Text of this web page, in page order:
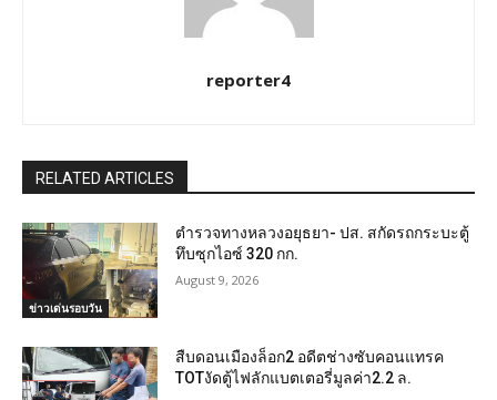
reporter4
RELATED ARTICLES
ข่าวเด่นรอบวัน
ตำรวจทางหลวงอยุธยา- ปส. สกัดรถกระบะตู้
ทึบซุกไอซ์ 320 กก.
August 9, 2026
สืบดอนเมืองล็อก2 อดีตช่างซับคอนแทรค
TOTงัดตู้ไฟลักแบตเตอรี่มูลค่า2.2 ล.